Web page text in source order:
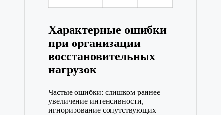
Характерные ошибки
при организации
восстановительных
нагрузок
Частые ошибки: слишком раннее
увеличение интенсивности,
игнорирование сопутствующих